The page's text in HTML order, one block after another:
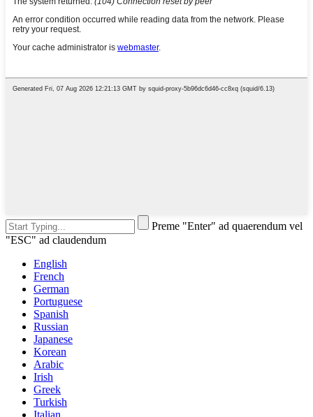
Preme "Enter" ad quaerendum vel
"ESC" ad claudendum
English
French
German
Portuguese
Spanish
Russian
Japanese
Korean
Arabic
Irish
Greek
Turkish
Italian